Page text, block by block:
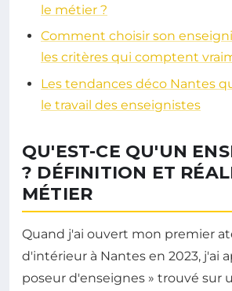
le métier ?
Comment choisir son
les critères qui comptent
Les tendances déco Nantes
le travail des enseignistes
QU'EST-CE QU'UN
? DÉFINITION ET
MÉTIER
Quand j'ai ouvert mon premier
d'intérieur à Nantes en 2023, j'ai
poseur d'enseignes » trouvé sur